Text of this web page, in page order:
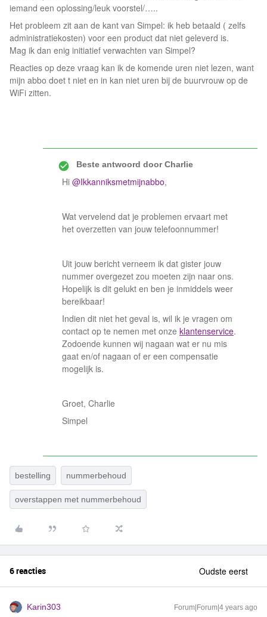
iemand een oplossing/leuk voorstel/…..
Het probleem zit aan de kant van Simpel: ik heb betaald ( zelfs
administratiekosten) voor een product dat niet geleverd is.
Mag ik dan enig initiatief verwachten van Simpel?
Reacties op deze vraag kan ik de komende uren niet lezen, want
mijn abbo doet t niet en in kan niet uren bij de buurvrouw op de
WiFi zitten.
Beste antwoord doorCharlie
Hi @Ikkanniksmetmijnabbo,
Wat vervelend dat je problemen ervaart met
het overzetten van jouw telefoonnummer!
Uit jouw bericht verneem ik dat gister jouw
nummer overgezet zou moeten zijn naar ons.
Hopelijk is dit gelukt en ben je inmiddels weer
bereikbaar!
Indien dit niet het geval is, wil ik je vragen om
contact op te nemen met onze klantenservice.
Zodoende kunnen wij nagaan wat er nu mis
gaat en/of nagaan of er een compensatie
mogelijk is.
Groet, Charlie
Simpel
bestelling nummerbehoud
overstappen met nummerbehoud
6 reacties Oudste eerst
Karin303 Forum|Forum|4 years ago